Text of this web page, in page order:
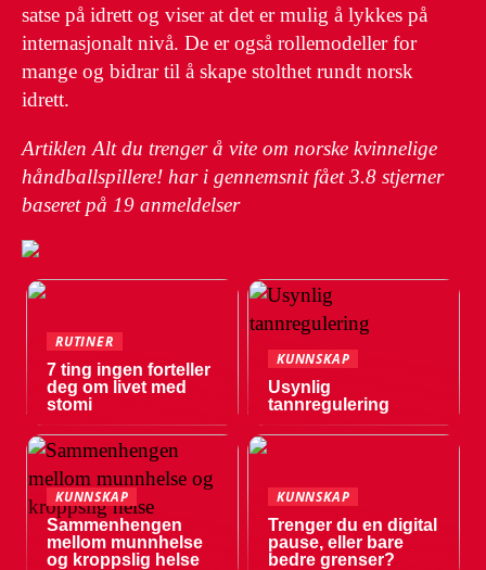
satse på idrett og viser at det er mulig å lykkes på
internasjonalt nivå. De er også rollemodeller for
mange og bidrar til å skape stolthet rundt norsk
idrett.
Artiklen Alt du trenger å vite om norske kvinnelige
håndballspillere! har i gennemsnit fået3.8 stjerner
baseret på 19 anmeldelser
RUTINER
7 ting ingen forteller
deg om livet med
stomi
KUNNSKAP
Usynlig
tannregulering
KUNNSKAP
Sammenhengen
mellom munnhelse
og kroppslig helse
KUNNSKAP
Trenger du en digital
pause, eller bare
bedre grenser?